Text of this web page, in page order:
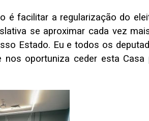
é facilitar a regularização do
se aproximar cada vez
Estado. Eu e todos os
oportuniza ceder esta Casa